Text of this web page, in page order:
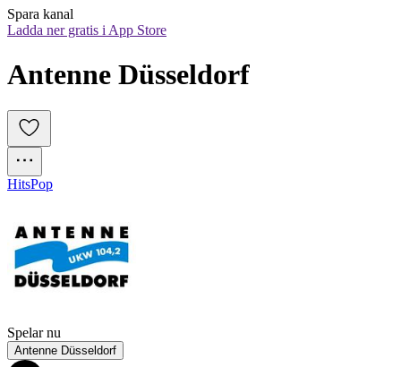
Spara kanal
Ladda ner gratis i App Store
Antenne Düsseldorf
HitsPop
Spelar nu
Antenne Düsseldorf